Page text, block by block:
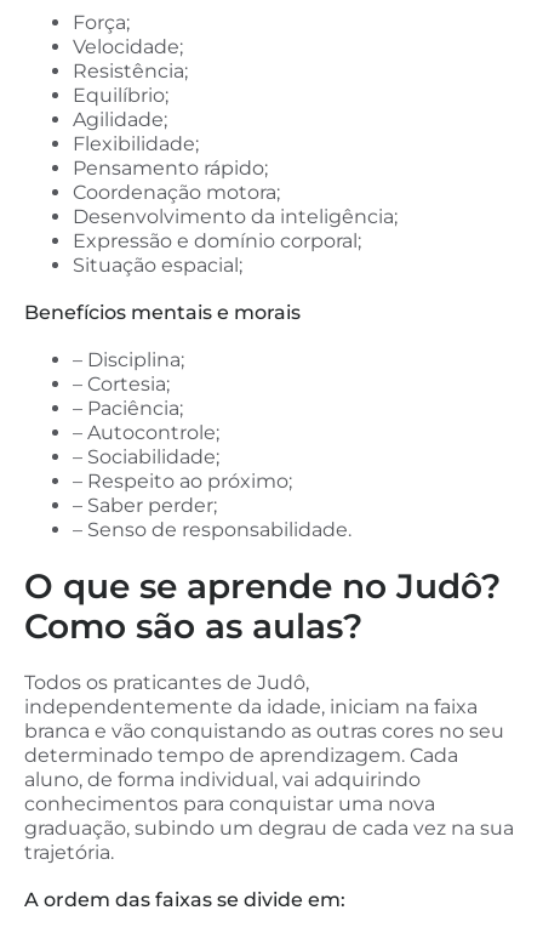
Força;
Velocidade;
Resistência;
Equilíbrio;
Agilidade;
Flexibilidade;
Pensamento rápido;
Coordenação motora;
Desenvolvimento da inteligência;
Expressão e domínio corporal;
Situação espacial;
Benefícios mentais e morais
– Disciplina;
– Cortesia;
– Paciência;
– Autocontrole;
– Sociabilidade;
– Respeito ao próximo;
– Saber perder;
– Senso de responsabilidade.
O que se aprende no Judô?
Como são as aulas?
Todos os praticantes de Judô,
independentemente da idade, iniciam na faixa
branca e vão conquistando as outras cores no seu
determinado tempo de aprendizagem. Cada
aluno, de forma individual, vai adquirindo
conhecimentos para conquistar uma nova
graduação, subindo um degrau de cada vez na sua
trajetória.
A ordem das faixas se divide em: